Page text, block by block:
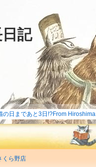
記
の日まであと3日!?From Hiroshima
くら野店